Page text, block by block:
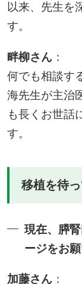
以来、先生を
す。
畔柳さん：
何でも相談す
海先生が主治
も長くお世話
す。
移植を待
現在、膵
ージをお願
加藤さん：